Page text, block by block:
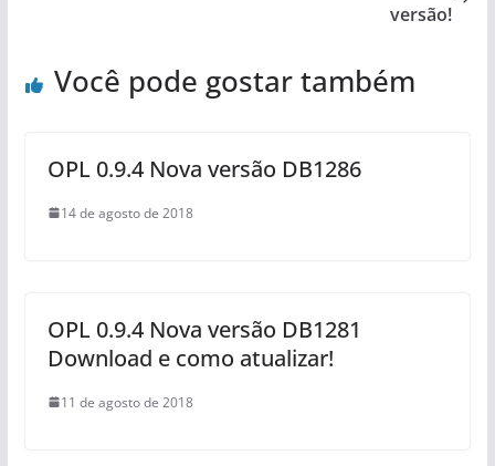
versão!
Você pode gostar também
OPL 0.9.4 Nova versão DB1286
14 de agosto de 2018
OPL 0.9.4 Nova versão DB1281
Download e como atualizar!
11 de agosto de 2018